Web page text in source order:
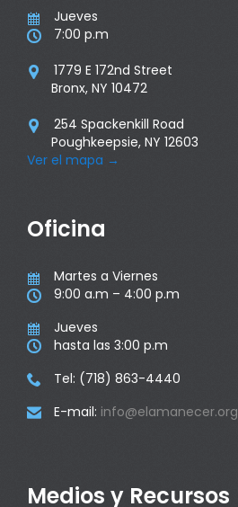
 Jueves
 7:00 p.m

1779 E 172nd Street
Bronx, NY 10472

254 Spackenkill Road
Poughkeepsie, NY 12603
Ver el mapa →
Oficina
 Martes a Viernes
 9:00 a.m – 4:00 p.m
 Jueves
 hasta las 3:00 p.m
 Tel: (718) 863-4440
 E-mail: info@elamanecer.org
Medios y Recursos